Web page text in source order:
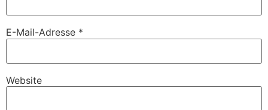
E-Mail-Adresse *
Website